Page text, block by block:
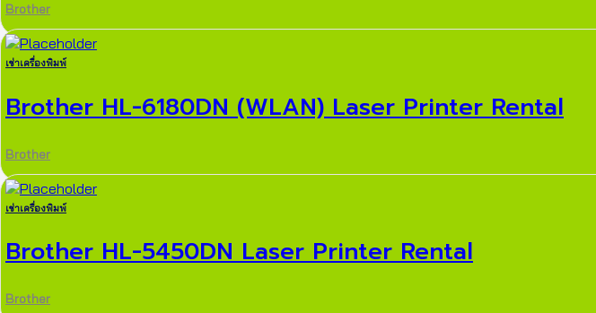
Brother
เช่าเครื่องพิมพ์
Brother HL-6180DN (WLAN) Laser Printer Rental
Brother
เช่าเครื่องพิมพ์
Brother HL-5450DN Laser Printer Rental
Brother